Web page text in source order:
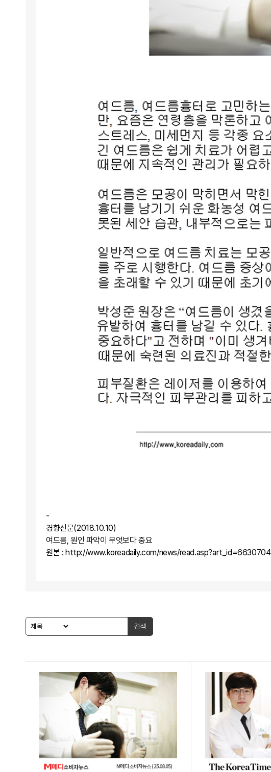
-
경향신문(2018.10.10)
여드름, 원인 파악이 무엇보다 중요
원본 : http://www.koreadaily.com/news/read.asp?art_id=6630704
검색